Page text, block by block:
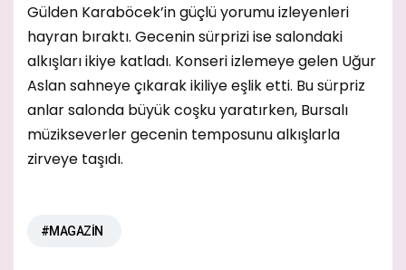
Gülden Karaböcek’in güçlü yorumu izleyenleri
hayran bıraktı. Gecenin sürprizi ise salondaki
alkışları ikiye katladı. Konseri izlemeye gelen Uğur
Aslan sahneye çıkarak ikiliye eşlik etti. Bu sürpriz
anlar salonda büyük coşku yaratırken, Bursalı
müzikseverler gecenin temposunu alkışlarla
zirveye taşıdı.
#MAGAZİN